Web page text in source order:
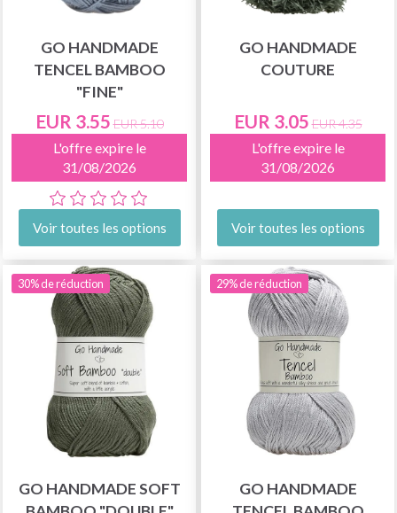
GO HANDMADE
TENCEL BAMBOO
"FINE"
EUR 3.55 EUR 5.10
L'offre expire le
31/08/2026
Voir toutes les options
GO HANDMADE
COUTURE
EUR 3.05 EUR 4.35
L'offre expire le
31/08/2026
Voir toutes les options
30% de réduction
GO HANDMADE SOFT
29% de réduction
GO HANDMADE